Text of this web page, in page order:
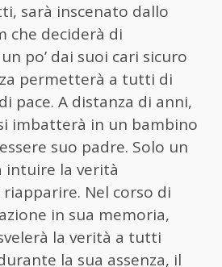
sarà inscenato dallo
che deciderà di
po’ dai suoi cari sicuro
permetterà a tutti di
pace. A distanza di anni,
imbatterà in un bambino
suo padre. Solo un
intuire la verità
Nel corso di
in sua memoria,
la verità a tutti
la sua assenza, il